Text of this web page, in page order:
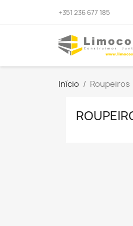
+351 236 677 185
Início Roupeiros